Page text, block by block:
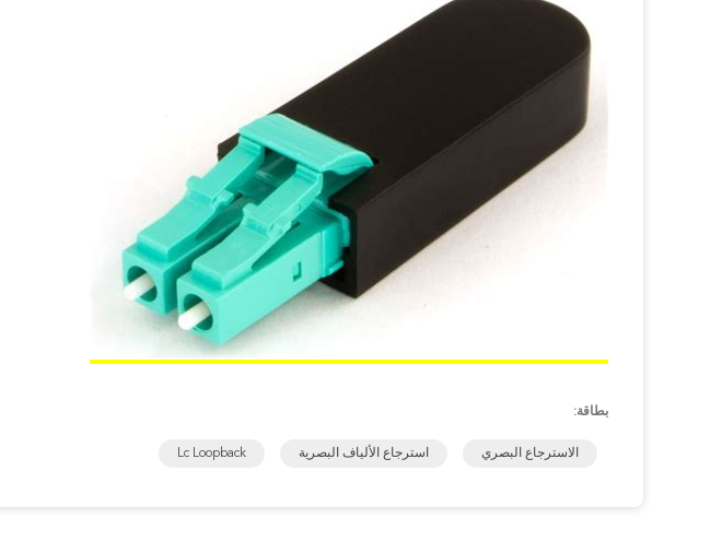
بطاقة:
الاسترجاع البصري استرجاع الألياف البصرية Lc Loopback